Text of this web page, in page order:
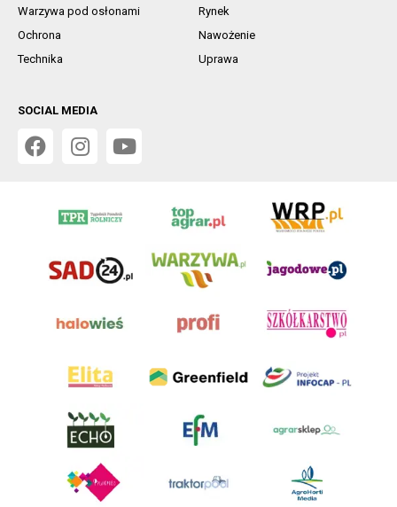
Warzywa pod osłonami
Rynek
Ochrona
Nawożenie
Technika
Uprawa
SOCIAL MEDIA